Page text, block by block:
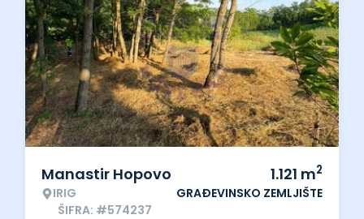
Manastir Hopovo
IRIG
ŠIFRA: #574237
1.121 m2
GRAĐEVINSKO ZEMLJIŠTE